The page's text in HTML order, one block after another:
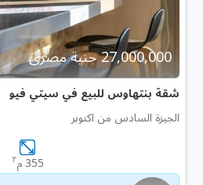
27,000,000 جنية مصرى
شقة بنتهاوس للبيع في سيتي فيو
الجيزة السادس من اكتوبر
355 م ٢